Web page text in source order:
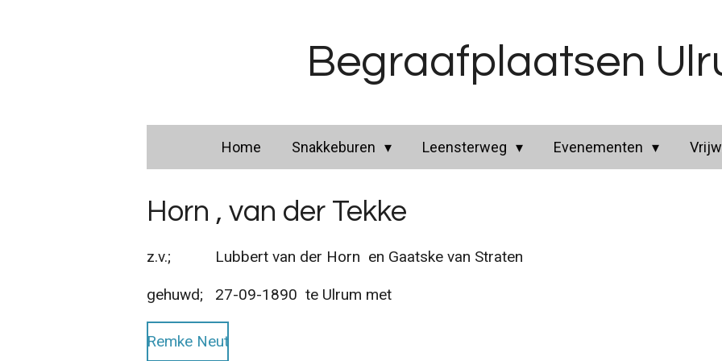
Begraafplaatsen
Home Snakkeburen Leensterweg Evenementen
Horn , van der Tekke
z.v.; Lubbert van der Horn en Gaatske van Straten
gehuwd; 27-09-1890 te Ulrum met
Remke Neut